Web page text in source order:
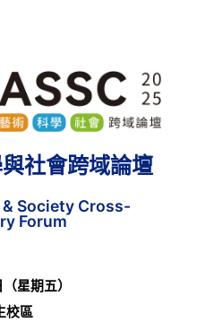
社會跨域論壇
Society Cross-
Forum
星期五）
校區